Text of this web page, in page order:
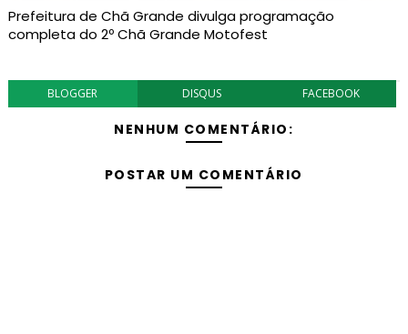
Prefeitura de Chã Grande divulga programação
completa do 2º Chã Grande Motofest
BLOGGER DISQUS FACEBOOK
NENHUM COMENTÁRIO:
POSTAR UM COMENTÁRIO